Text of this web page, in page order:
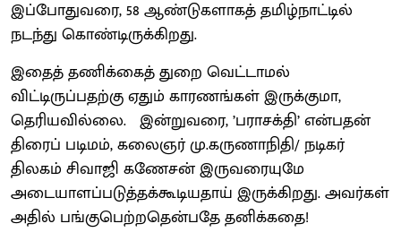
இப்போதுவரை, 58 ஆண்டுகளாகத் தமிழ்நாட்டில்
நடந்து கொண்டிருக்கிறது.
இதைத் தணிக்கைத் துறை வெட்டாமல்
விட்டிருப்பதற்கு ஏதும் காரணங்கள் இருக்குமா,
தெரியவில்லை. இன்றுவரை, ’பராசக்தி’ என்பதன்
திரைப் படிமம், கலைஞர் மு.கருணாநிதி/ நடிகர்
திலகம் சிவாஜி கணேசன் இருவரையுமே
அடையாளப்படுத்தக்கூடியதாய் இருக்கிறது. அவர்கள்
அதில் பங்குபெற்றதென்பதே தனிக்கதை!